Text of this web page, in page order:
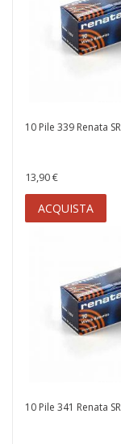
10 Pile 339 Renata
13,90 €
ACQUISTA
10 Pile 341 Renata